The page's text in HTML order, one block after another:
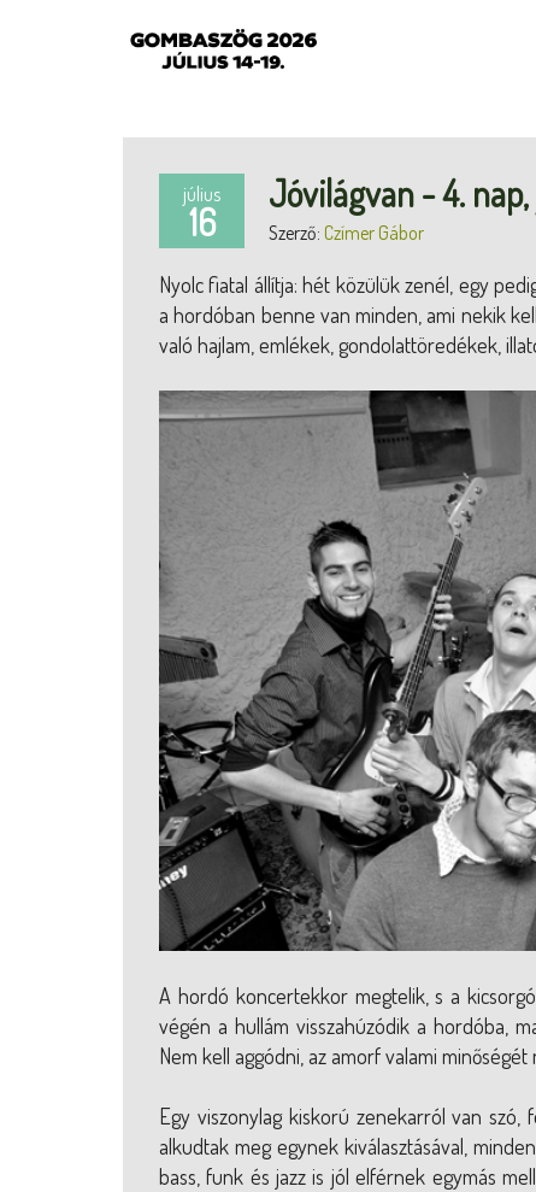
július
16
Jóvilágvan - 4.
Szerző: Czímer Gábor
Nyolc fiatal állítja: hét közülük zenél, egy
a hordóban benne van minden, ami nekik
való hajlam, emlékek, gondolattöredékek,
A hordó koncertekkor megtelik, s a
végén a hullám visszahúzódik a hordóba,
Nem kell aggódni, az amorf valami minőségét
Egy viszonylag kiskorú zenekarról van
alkudtak meg egynek kiválasztásával,
bass, funk és jazz is jól elférnek egymás